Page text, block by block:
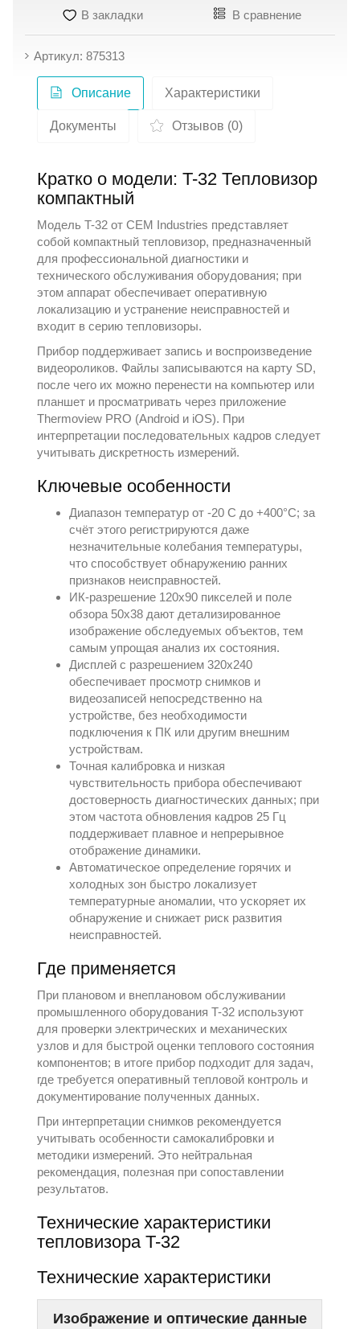
В закладки В сравнение
Артикул: 875313
Описание Характеристики
Документы Отзывов (0)
Кратко о модели: T-32 Тепловизор
компактный
Модель T-32 отCEM Industries представляет
собой компактный тепловизор, предназначенный
для профессиональной диагностики и
технического обслуживания оборудования; при
этом аппарат обеспечивает оперативную
локализацию и устранение неисправностей и
входит в сериютепловизоры.
Прибор поддерживает запись и воспроизведение
видеороликов. Файлы записываются на карту SD,
после чего их можно перенести на компьютер или
планшет и просматривать через приложение
Thermoview PRO (Android и iOS). При
интерпретации последовательных кадров следует
учитывать дискретность измерений.
Ключевые особенности
Диапазон температур от -20 C до +400°C; за
счёт этого регистрируются даже
незначительные колебания температуры,
что способствует обнаружению ранних
признаков неисправностей.
ИК-разрешение 120x90 пикселей и поле
обзора 50x38 дают детализированное
изображение обследуемых объектов, тем
самым упрощая анализ их состояния.
Дисплей с разрешением 320x240
обеспечивает просмотр снимков и
видеозаписей непосредственно на
устройстве, без необходимости
подключения к ПК или другим внешним
устройствам.
Точная калибровка и низкая
чувствительность прибора обеспечивают
достоверность диагностических данных; при
этом частота обновления кадров 25 Гц
поддерживает плавное и непрерывное
отображение динамики.
Автоматическое определение горячих и
холодных зон быстро локализует
температурные аномалии, что ускоряет их
обнаружение и снижает риск развития
неисправностей.
Где применяется
При плановом и внеплановом обслуживании
промышленного оборудования T-32 используют
для проверки электрических и механических
узлов и для быстрой оценки теплового состояния
компонентов; в итоге прибор подходит для задач,
где требуется оперативный тепловой контроль и
документирование полученных данных.
При интерпретации снимков рекомендуется
учитывать особенности самокалибровки и
методики измерений. Это нейтральная
рекомендация, полезная при сопоставлении
результатов.
Технические характеристики
тепловизора T-32
Технические характеристики
Изображение и оптические данные